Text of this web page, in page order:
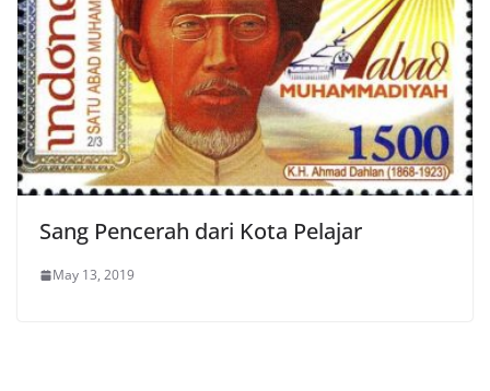
Sang Pencerah dari Kota Pelajar
May 13, 2019